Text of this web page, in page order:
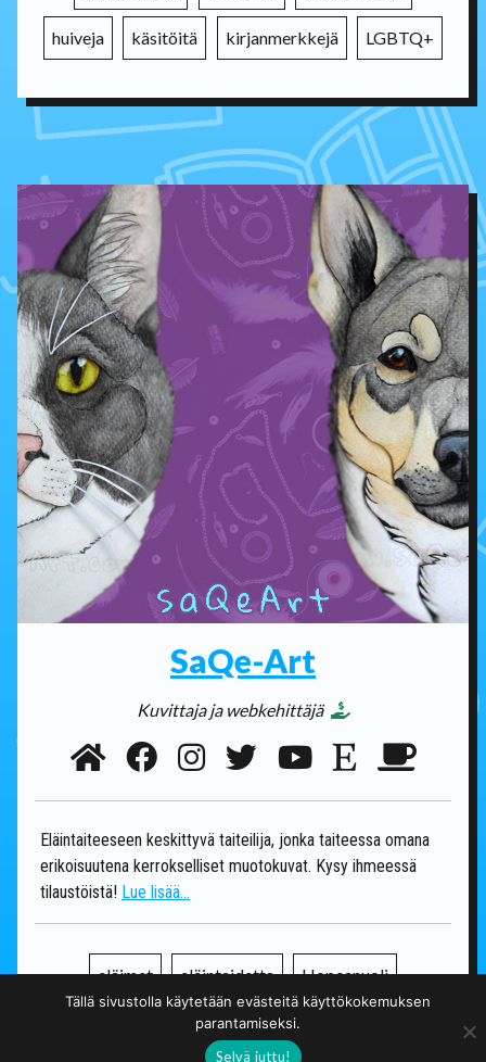
huiveja käsitöitä kirjanmerkkejä LGBTQ+
SaQe-Art
Kuvittaja ja webkehittäjä
Eläintaiteeseen keskittyvä taiteilija, jonka taiteessa omana
erikoisuutena kerrokselliset muotokuvat. Kysy ihmeessä
tilaustöistä! Lue lisää...
eläimet eläintaidetta Hopeanuoli
kaulanauhoja
Tällä sivustolla käytetään evästeitä käyttökokemuksen
parantamiseksi.
Selvä juttu!